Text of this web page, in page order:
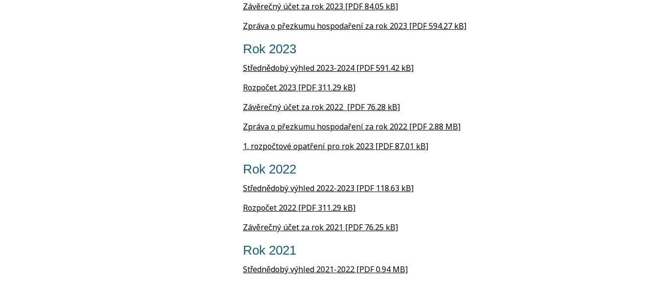
Závěrečný účet za rok 2023 [PDF 84.05 kB]
Zpráva o přezkumu hospodaření za rok 2023 [PDF 594.27 kB]
Rok 2023
Střednědobý výhled 2023-2024 [PDF 591.42 kB]
Rozpočet 2023 [PDF 311.29 kB]
Závěrečný účet za rok 2022 [PDF 76.28 kB]
Zpráva o přezkumu hospodaření za rok 2022 [PDF 2.88 MB]
1. rozpočtové opatření pro rok 2023 [PDF 87.01 kB]
Rok 2022
Střednědobý výhled 2022-2023 [PDF 118.63 kB]
Rozpočet 2022 [PDF 311.29 kB]
Závěrečný účet za rok 2021 [PDF 76.25 kB]
Rok 2021
Střednědobý výhled 2021-2022 [PDF 0.94 MB]